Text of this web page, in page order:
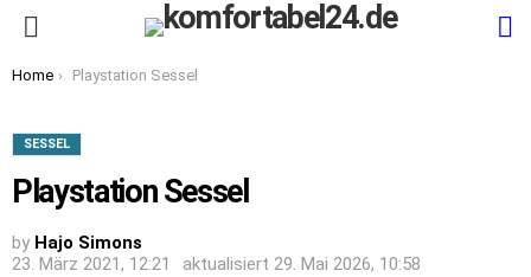
You are here:
Home Playstation Sessel
SESSEL
Playstation Sessel
by Hajo Simons
23. März 2021, 12:21
aktualisiert 29. Mai 2026, 10:58